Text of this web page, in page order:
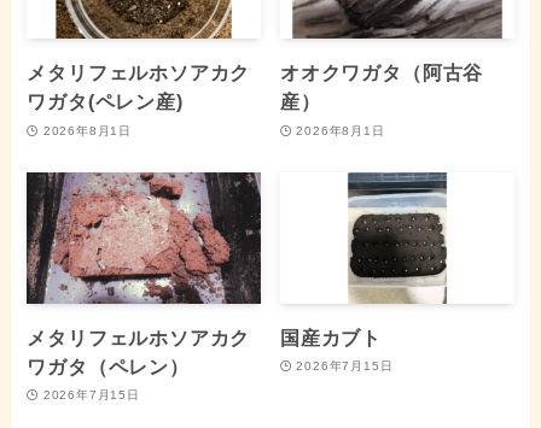
メタリフェルホソアカク
ワガタ(ペレン産)
2026年8月1日
オオクワガタ（阿古谷
産）
2026年8月1日
メタリフェルホソアカク
ワガタ（ペレン）
2026年7月15日
国産カブト
2026年7月15日